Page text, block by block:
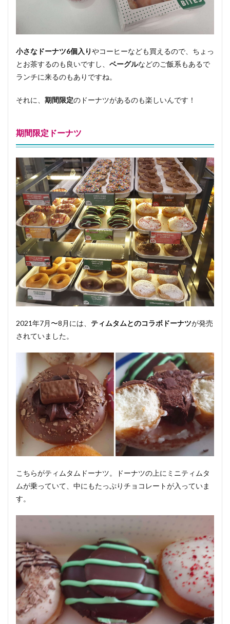
小さなドーナツ6個入りやコーヒーなども買えるので、ちょっ
とお茶するのも良いですし、 ベーグルなどのご飯系もあるで
ランチに来るのもありですね。
それに、 期間限定のドーナツがあるのも楽しいんです！
期間限定ドーナツ
2021年7月〜8月には、 ティムタムとのコラボドーナツが発売
されていました。
こちらがティムタムドーナツ。ドーナツの上にミニティムタ
ムが乗っていて、中にもたっぷりチョコレートが入っていま
す。